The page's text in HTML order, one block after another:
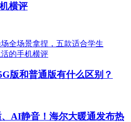
横评
版和普通版有什么区别？
AI静音！海尔大暖通发布热